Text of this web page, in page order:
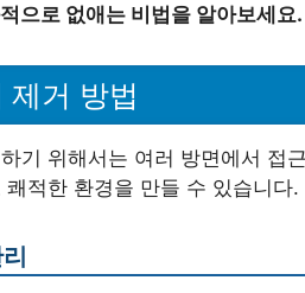
으로 없애는 비법을 알아보세요.
제거 방법
기 위해서는 여러 방면에서 접
적한 환경을 만들 수 있습니다.